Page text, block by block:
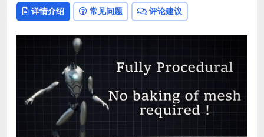
详情介绍 常见问题 评论建议